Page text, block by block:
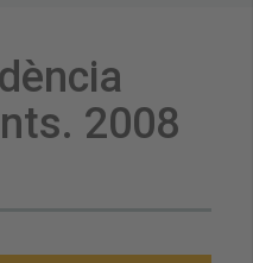
2008